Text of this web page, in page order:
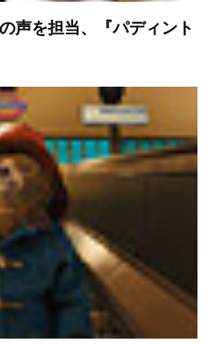
声を担当、『パディント